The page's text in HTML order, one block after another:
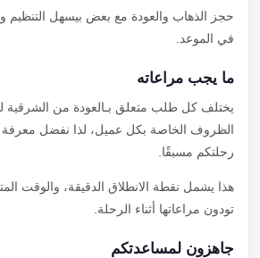
حجز الذهاب والعودة مع بعض بيسهل التنظيم
في الموعد.
ما يجب مراعاته
يختلف كل طلب متعلق بـالعودة من الشرقية
الظروف الخاصة بكل عميل، لذا نفضل معرفة
رحلتكم مسبقًا.
هذا يشمل نقطة الانطلاق الدقيقة، والوقت
تودون مراعاتها أثناء الرحلة.
جاهزون لمساعدتكم